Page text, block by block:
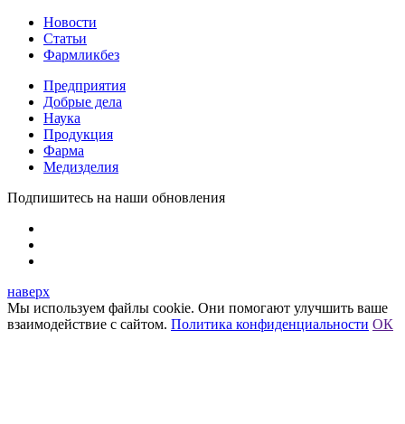
Новости
Статьи
Фармликбез
Предприятия
Добрые дела
Наука
Продукция
Фарма
Медизделия
Подпишитесь на наши обновления
наверх
Мы используем файлы cookie. Они помогают улучшить ваше
взаимодействие с сайтом. Политика конфиденциальности ОК